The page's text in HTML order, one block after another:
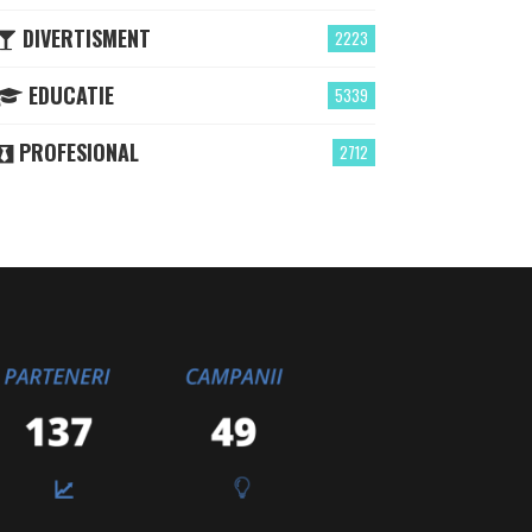
2223
DIVERTISMENT
5339
EDUCATIE
2712
PROFESIONAL